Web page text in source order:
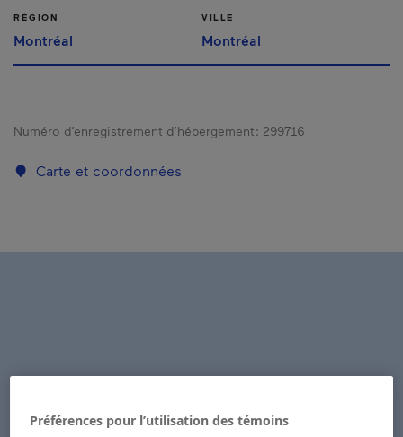
RÉGION
Montréal
VILLE
Montréal
Numéro d’enregistrement d’hébergement : 299716
Carte et coordonnées
Préférences pour l’utilisation des témoins